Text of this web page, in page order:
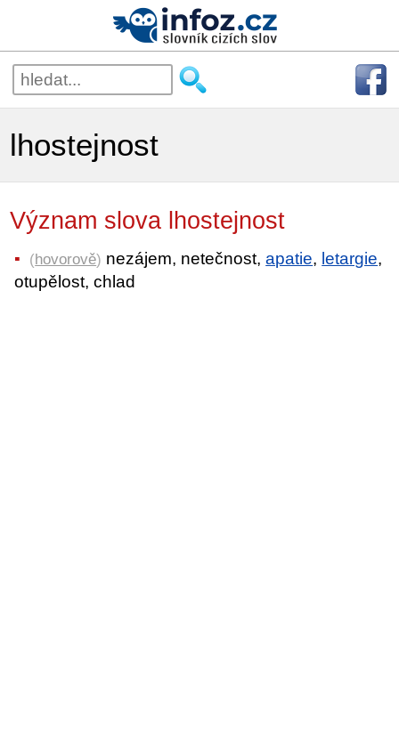
lhostejnost
Význam slova lhostejnost
(hovorově) nezájem, netečnost,apatie, letargie,
otupělost, chlad